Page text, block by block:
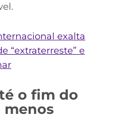
exalta
“extraterreste” e
o fim do